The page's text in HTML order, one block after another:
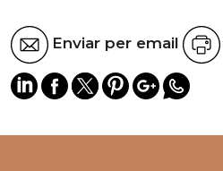
Enviar per email